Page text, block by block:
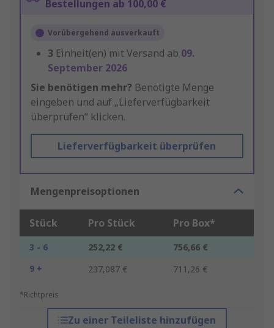
Bestellungen ab 100,00 €
Vorübergehend ausverkauft
3 Einheit(en) mit Versand ab 09.
September 2026
Sie benötigen mehr? Benötigte Menge
eingeben und auf „Lieferverfügbarkeit
überprüfen“ klicken.
Lieferverfügbarkeit überprüfen
Mengenpreisoptionen
Stück Pro Stück Pro Box*
3 - 6 252,22 €
756,66 €
9 +
237,087 € 711,26 €
*Richtpreis
Zu einer Teileliste hinzufügen